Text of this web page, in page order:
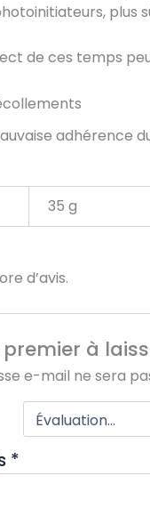
de ces temps
adhérence
35 g
d’avis.
premier à
e-mail ne sera
*